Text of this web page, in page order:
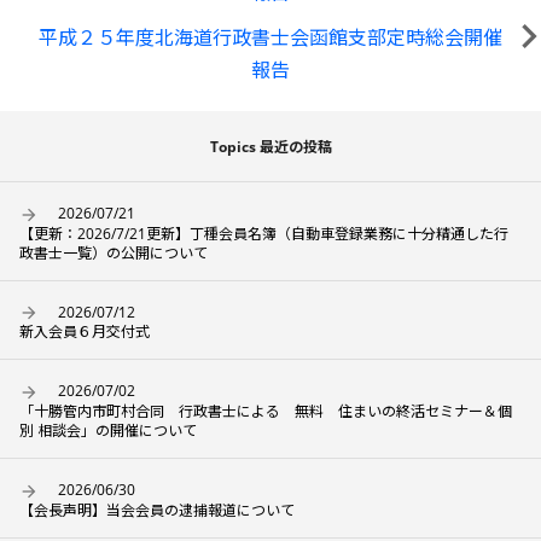
平成２５年度北海道行政書士会函館支部定時総会開催
報告
Topics 最近の投稿
2026/07/21
【更新：2026/7/21更新】丁種会員名簿（自動車登録業務に十分精通した行
政書士一覧）の公開について
2026/07/12
新入会員６月交付式
2026/07/02
「十勝管内市町村合同 行政書士による 無料 住まいの終活セミナー＆個
別 相談会」の開催について
2026/06/30
【会長声明】当会会員の逮捕報道について